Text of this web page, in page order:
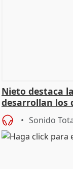
Nieto destaca
desarrollan los
Sonido